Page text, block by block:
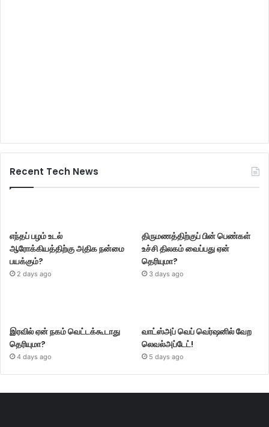
Recent Tech News
எந்தப் பழம் உடல்
ஆரோக்கியத்திற்கு அதிக நன்மை
பயக்கும்?
2 days ago
திருமணத்திற்குப் பின் பெண்கள்
உச்சி திலகம் வைப்பது ஏன்
தெரியுமா?
3 days ago
இரவில் ஏன் நகம் வெட்டக்கூடாது
தெரியுமா?
4 days ago
வாட்ஸ்அப் வெப் வெர்ஷனில் வேற
லெவல்அப்டேட்!
5 days ago